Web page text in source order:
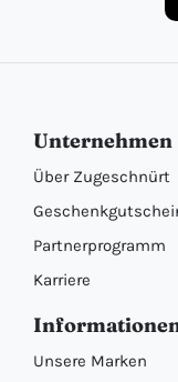
Unternehmen
Über Zugeschnürt
Partnerprogramm
Karriere
Unsere Marken